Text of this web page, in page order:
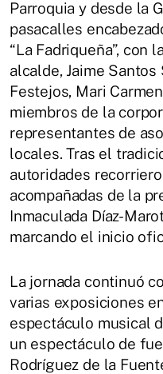
Parroquia y desde la
pasacalles
“La Fadriqueña”, con
alcalde, Jaime
Festejos, Mari
miembros de la
representantes de
locales. Tras el
autoridades
acompañadas de la
Inmaculada Díaz-
marcando el inicio
La jornada continuó
varias exposiciones
espectáculo musical
un espectáculo de
Rodríguez de la